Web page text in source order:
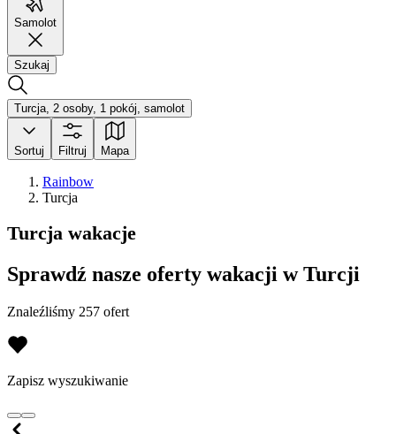
Samolot
Szukaj
Turcja, 2 osoby, 1 pokój, samolot
Sortuj Filtruj Mapa
Rainbow
Turcja
Turcja wakacje
Sprawdź nasze oferty wakacji w Turcji
Znaleźliśmy 257 ofert
Zapisz wyszukiwanie